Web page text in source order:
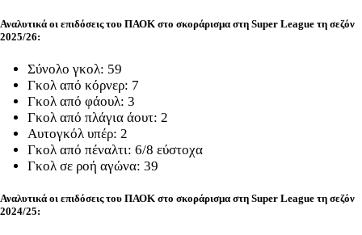
Αναλυτικά οι επιδόσεις του ΠΑΟΚ στο σκοράρισμα στη Super League τη σεζόν
2025/26:
Σύνολο γκολ: 59
Γκολ από κόρνερ: 7
Γκολ από φάουλ: 3
Γκολ από πλάγια άουτ: 2
Αυτογκόλ υπέρ: 2
Γκολ από πέναλτι: 6/8 εύστοχα
Γκολ σε ροή αγώνα: 39
Αναλυτικά οι επιδόσεις του ΠΑΟΚ στο σκοράρισμα στη Super League τη σεζόν
2024/25: